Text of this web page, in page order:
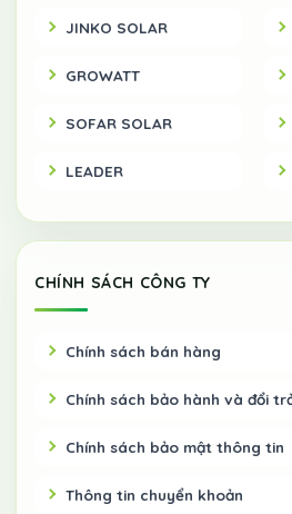
JINKO SOLAR
GROWATT
SOFAR SOLAR
LEADER
CHÍNH SÁCH CÔNG TY
Chính sách bán hàng
Chính sách bảo hành và đổi
Chính sách bảo mật thông tin
Thông tin chuyển khoản